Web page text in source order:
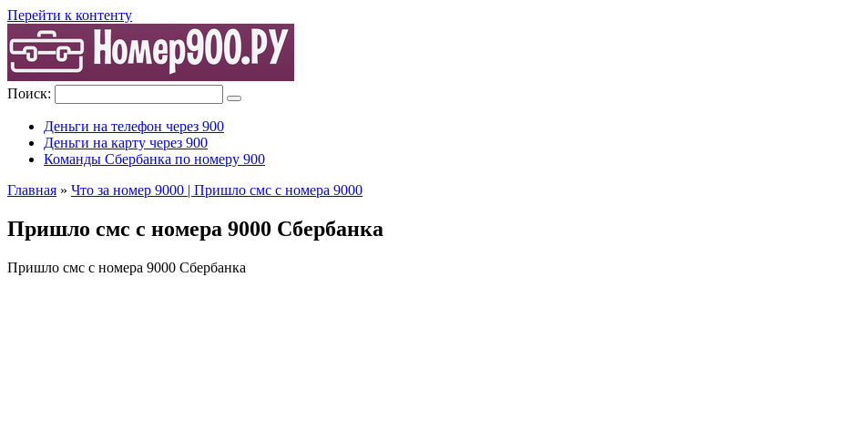
Перейти к контенту
Поиск:
Деньги на телефон через 900
Деньги на карту через 900
Команды Сбербанка по номеру 900
Главная » Что за номер 9000 | Пришло смс с номера 9000
Пришло смс с номера 9000 Сбербанка
Пришло смс с номера 9000 Сбербанка